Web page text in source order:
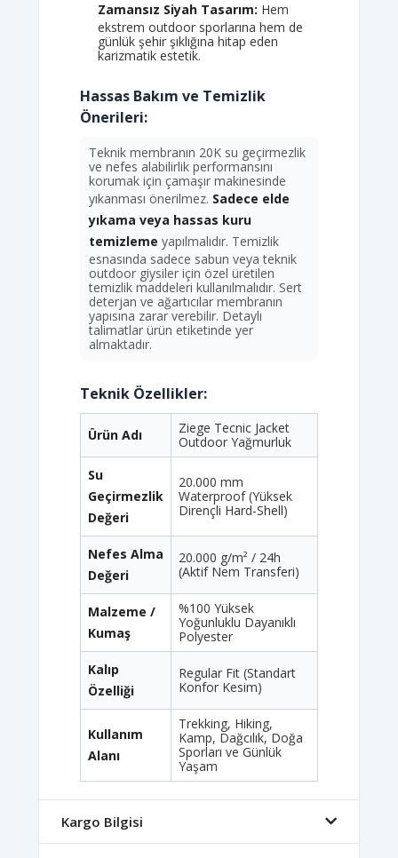
Zamansız Siyah Tasarım: Hem
ekstrem outdoor sporlarına hem de
günlük şehir şıklığına hitap eden
karizmatik estetik.
Hassas Bakım ve Temizlik
Önerileri:
Teknik membranın 20K su geçirmezlik
ve nefes alabilirlik performansını
korumak için çamaşır makinesinde
yıkanması önerilmez. Sadece elde
yıkama veya hassas kuru
temizleme yapılmalıdır. Temizlik
esnasında sadece sabun veya teknik
outdoor giysiler için özel üretilen
temizlik maddeleri kullanılmalıdır. Sert
deterjan ve ağartıcılar membranın
yapısına zarar verebilir. Detaylı
talimatlar ürün etiketinde yer
almaktadır.
Teknik Özellikler:
Ürün Adı
Ziege Tecnic Jacket
Outdoor Yağmurluk
Su
Geçirmezlik
Değeri
20.000 mm
Waterproof (Yüksek
Dirençli Hard-Shell)
Nefes Alma
Değeri
20.000 g/m² / 24h
(Aktif Nem Transferi)
Malzeme /
Kumaş
%100 Yüksek
Yoğunluklu Dayanıklı
Polyester
Kalıp
Özelliği
Regular Fit (Standart
Konfor Kesim)
Kullanım
Alanı
Trekking, Hiking,
Kamp, Dağcılık, Doğa
Sporları ve Günlük
Yaşam
Kargo Bilgisi